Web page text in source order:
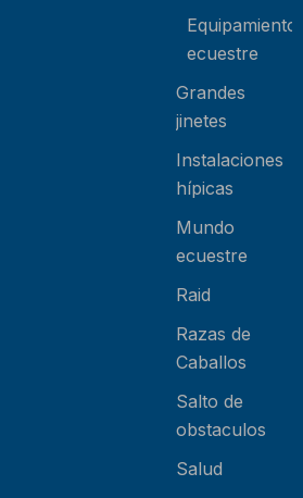
Equipamiento
ecuestre
Grandes
jinetes
Instalaciones
hípicas
Mundo
ecuestre
Raid
Razas de
Caballos
Salto de
obstaculos
Salud